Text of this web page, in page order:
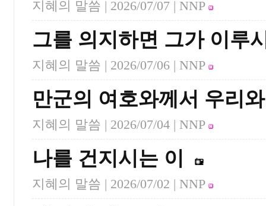
지혜의 말씀 | 2026/07/07 | NNP
그를 의지하면 그가 이루
지혜의 말씀 | 2026/07/06 | NNP
만군의 여호와께서 우리와
지혜의 말씀 | 2026/07/04 | NNP
나를 건지시는 이
지혜의 말씀 | 2026/07/02 | NNP